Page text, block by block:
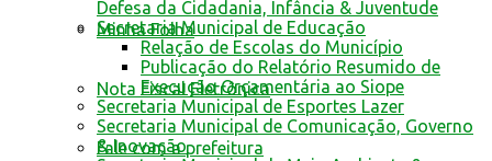
Minha Folha
Nota Fiscal Eletrônica
Fale com a prefeitura
Defesa da Cidadania, Infância & Juventude
Secretaria Municipal de Educação
Relação de Escolas do Município
Publicação do Relatório Resumido de
Execução Orçamentária ao Siope
Secretaria Municipal de Esportes Lazer
Secretaria Municipal de Comunicação, Governo
& Inovação